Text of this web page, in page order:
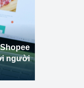
người